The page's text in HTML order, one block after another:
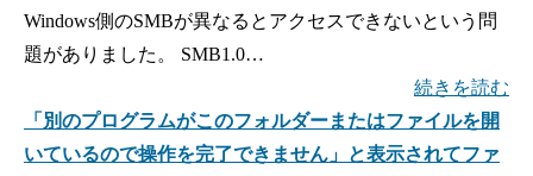
Windows側のSMBが異なるとアクセスできないという問
題がありました。 SMB1.0…
続きを読む
「別のプログラムがこのフォルダーまたはファイルを開
いているので操作を完了できません」と表示されてファ